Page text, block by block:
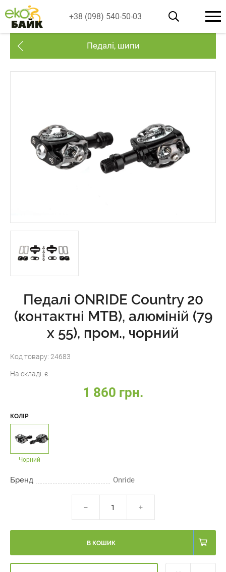
+38 (098) 540-50-03
Педалі, шипи
Педалі ONRIDE Country 20
(контактні MTB), алюміній (79
x 55), пром., чорний
Код товару: 24683
На складі: є
1 860 грн.
КОЛІР
Чорний
Бренд Onride
В КОШИК